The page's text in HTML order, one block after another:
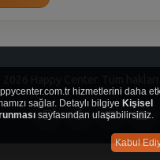
2026 Happy Center. Tüm hakları
hizmetlerini daha
sağlar. Detaylı bilgiye Kişisel
sayfasından ulaşabilirsiniz.
Kabul